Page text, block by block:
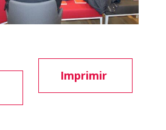
Imprimir